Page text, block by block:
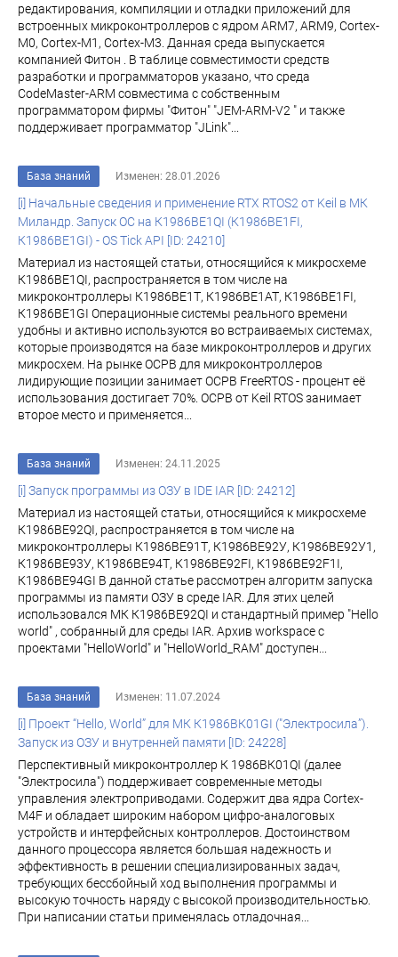
редактирования, компиляции и отладки приложений для
встроенных микроконтроллеров с ядром ARM7, ARM9, Cortex-
M0, Cortex-M1, Cortex-M3. Данная среда выпускается
компанией Фитон . В таблице совместимости средств
разработки и программаторов указано, что среда
CodeMaster-ARM совместима с собственным
программатором фирмы "Фитон" "JEM-ARM-V2 " и также
поддерживает программатор "JLink"...
База знаний Изменен: 28.01.2026
[i] Начальные сведения и применение RTX RTOS2 от Keil в МК
Миландр. Запуск ОС на К1986ВЕ1QI (К1986ВЕ1FI,
К1986ВЕ1GI) - OS Tick API [ID: 24210]
Материал из настоящей статьи, относящийся к микросхеме
К1986ВЕ1QI, распространяется в том числе на
микроконтроллеры К1986ВЕ1Т, К1986ВЕ1АТ, К1986ВЕ1FI,
К1986ВЕ1GI Операционные системы реального времени
удобны и активно используются во встраиваемых системах,
которые производятся на базе микроконтроллеров и других
микросхем. На рынке ОСРВ для микроконтроллеров
лидирующие позиции занимает ОСРВ FreeRTOS - процент её
использования достигает 70%. ОСРВ от Keil RTOS занимает
второе место и применяется...
База знаний Изменен: 24.11.2025
[i] Запуск программы из ОЗУ в IDE IAR [ID: 24212]
Материал из настоящей статьи, относящийся к микросхеме
К1986ВЕ92QI, распространяется в том числе на
микроконтроллеры К1986ВЕ91Т, К1986ВЕ92У, К1986ВЕ92У1,
К1986ВЕ93У, К1986ВЕ94Т, К1986ВЕ92FI, К1986ВЕ92F1I,
К1986ВЕ94GI В данной статье рассмотрен алгоритм запуска
программы из памяти ОЗУ в среде IAR. Для этих целей
использовался МК К1986ВЕ92QI и стандартный пример "Hello
world" , собранный для среды IAR. Архив workspace с
проектами "HelloWorld" и "HelloWorld_RAM" доступен...
База знаний Изменен: 11.07.2024
[i] Проект “Hello, World” для МК К1986ВК01GI ("Электросила”).
Запуск из ОЗУ и внутренней памяти [ID: 24228]
Перспективный микроконтроллер К 1986ВК01QI (далее
"Электросила") поддерживает современные методы
управления электроприводами. Содержит два ядра Cortex-
M4F и обладает широким набором цифро-аналоговых
устройств и интерфейсных контроллеров. Достоинством
данного процессора является большая надежность и
эффективность в решении специализированных задач,
требующих бессбойный ход выполнения программы и
высокую точность наряду с высокой производительностью.
При написании статьи применялась отладочная...